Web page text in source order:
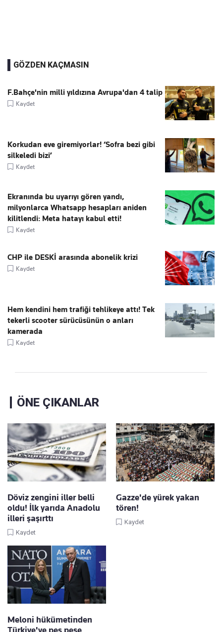
GÖZDEN KAÇMASIN
F.Bahçe'nin milli yıldızına Avrupa'dan 4 talip
Kaydet
Korkudan eve giremiyorlar! ‘Sofra bezi gibi
silkeledi bizi’
Kaydet
Ekranında bu uyarıyı gören yandı,
milyonlarca Whatsapp hesapları aniden
kilitlendi: Meta hatayı kabul etti!
Kaydet
CHP ile DESKİ arasında abonelik krizi
Kaydet
Hem kendini hem trafiği tehlikeye attı! Tek
tekerli scooter sürücüsünün o anları
kamerada
Kaydet
ÖNE ÇIKANLAR
Döviz zengini iller belli
oldu! İlk yarıda Anadolu
illeri şaşırttı
Kaydet
Gazze'de yürek yakan
tören!
Kaydet
Meloni hükümetinden
Türkiye'ye peş peşe